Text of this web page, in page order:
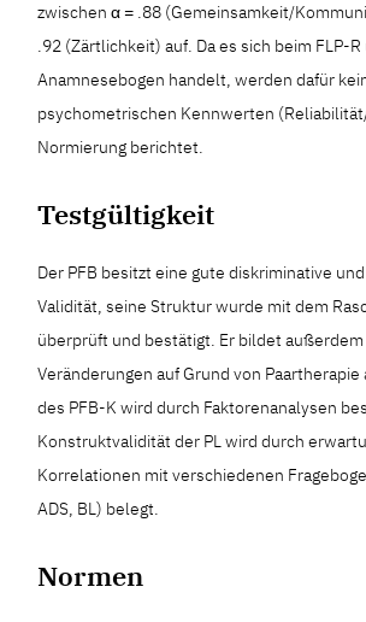
zwischen α = .88 (Gemeinsamkeit/
.92 (Zärtlichkeit) auf. Da es sich beim FLP-
Anamnesebogen handelt, werden dafür
psychometrischen Kennwerten
Normierung berichtet.
Testgültigkeit
Der PFB besitzt eine gute diskriminative
Validität, seine Struktur wurde mit dem
überprüft und bestätigt. Er bildet
Veränderungen auf Grund von Paartherapie
des PFB-K wird durch Faktorenanalysen
Konstruktvalidität der PL wird durch
Korrelationen mit verschiedenen
ADS, BL) belegt.
Normen